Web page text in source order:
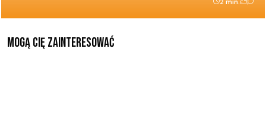
Mogą Cię zainteresować